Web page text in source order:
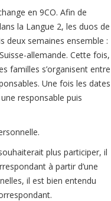
en 9CO. Afin de
la Langue 2, les duos de
deux semaines ensemble :
allemande. Cette fois,
familles s’organisent entre
Une fois les dates
responsable puis
plus participer, il
à partir d’une
il est bien entendu